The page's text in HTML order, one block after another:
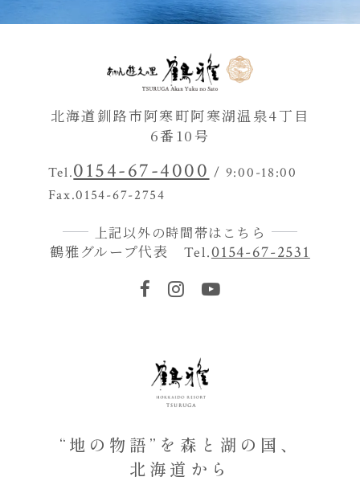
北海道釧路市阿寒町阿寒湖温泉4丁目
6番10号
Tel.0154-67-4000 / 9:00-18:00
Fax.0154-67-2754
上記以外の時間帯はこちら
鶴雅グループ代表 Tel.0154-67-2531
“地の物語”を森と湖の国、
北海道から